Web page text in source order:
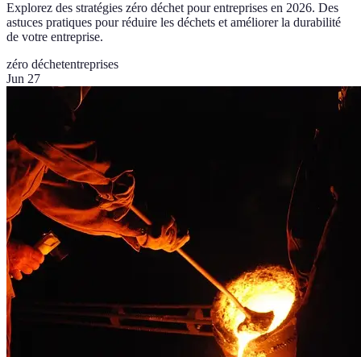
Explorez des stratégies zéro déchet pour entreprises en 2026. Des
astuces pratiques pour réduire les déchets et améliorer la durabilité
de votre entreprise.
zéro déchetentreprises
Jun 27